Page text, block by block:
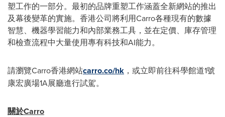
塑工作的一部分。最初的品牌重塑工作涵蓋全新網站的推出
及幕後變革的實施。香港公司將利用Carro各種現有的數據
智慧、機器學習能力和內部業務工具，並在定價、庫存管理
和檢查流程中大量使用專有科技和AI能力。
請瀏覽Carro香港網站carro.co/hk ，或立即前往科學館道1號
康宏廣場1A展廳進行試駕。
關於Carro